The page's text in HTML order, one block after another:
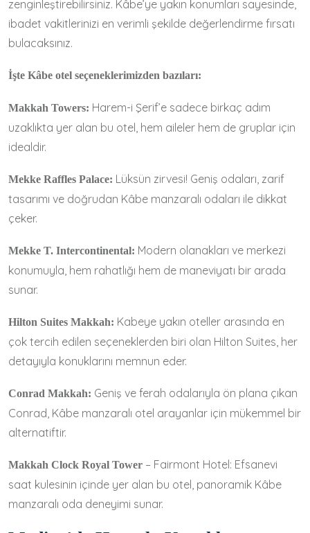
zenginleştirebilirsiniz. Kâbe’ye yakın konumları sayesinde,
ibadet vakitlerinizi en verimli şekilde değerlendirme fırsatı
bulacaksınız.
İşte Kâbe otel seçeneklerimizden bazıları:
Makkah Towers: Harem-i Şerif’e sadece birkaç adım
uzaklıkta yer alan bu otel, hem aileler hem de gruplar için
idealdir.
Mekke Raffles Palace: Lüksün zirvesi! Geniş odaları, zarif
tasarımı ve doğrudan Kâbe manzaralı odaları ile dikkat
çeker.
Mekke T. Intercontinental: Modern olanakları ve merkezi
konumuyla, hem rahatlığı hem de maneviyatı bir arada
sunar.
Hilton Suites Makkah: Kabeye yakın oteller arasında en
çok tercih edilen seçeneklerden biri olan Hilton Suites, her
detayıyla konuklarını memnun eder.
Conrad Makkah: Geniş ve ferah odalarıyla ön plana çıkan
Conrad, Kâbe manzaralı otel arayanlar için mükemmel bir
alternatiftir.
Makkah Clock Royal Tower – Fairmont Hotel: Efsanevi
saat kulesinin içinde yer alan bu otel, panoramik Kâbe
manzaralı oda deneyimi sunar.